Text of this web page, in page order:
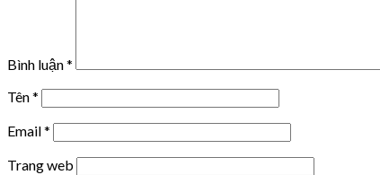
Bình luận*
Tên*
Email*
Trang web